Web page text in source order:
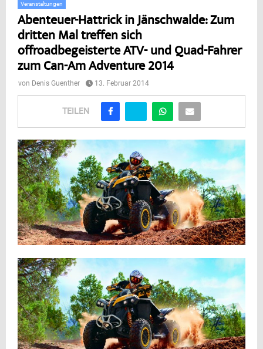
Veranstaltungen
Abenteuer-Hattrick in Jänschwalde: Zum
dritten Mal treffen sich
offroadbegeisterte ATV- und Quad-Fahrer
zum Can-Am Adventure 2014
von Denis Guenther 13. Februar 2014
TEILEN